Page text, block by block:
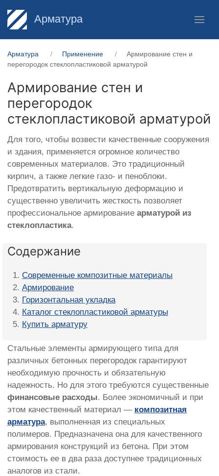
Арматура
Арматура Применение
Армирование стен и
перегородок стеклопластиковой арматурой
Армирование стен и
перегородок
стеклопластиковой арматурой
Для того, чтобы возвести качественные сооружения
и здания, применяется огромное количество
современных материалов. Это традиционный
кирпич, а также легкие газо- и пеноблоки.
Предотвратить вертикальную деформацию и
существенно увеличить жесткость позволяет
профессиональное армирование арматурой из
стеклопластика.
Содержание
Современные композитные материалы
Армирование
Горизонтальная укладка
Каталог стеклопластиковой арматуры
Купить арматуру
Стальные элементы армирующего типа для
различных бетонных перегородок гарантируют
необходимую прочность и обязательную
надежность. Но для этого требуются существенные
финансовые расходы. Более экономичный и при
этом качественный материал — композитная
арматура, выполненная из специальных
полимеров. Предназначена она для качественного
армирования конструкций из бетона. При этом
стоимость ее в два раза доступнее традиционных
аналогов из стали.